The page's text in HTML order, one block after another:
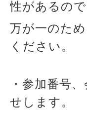
性があるの
万が一のた
ください。
・参加番号
せします。